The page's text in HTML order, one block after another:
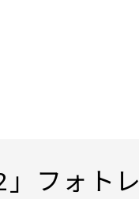
」フォト